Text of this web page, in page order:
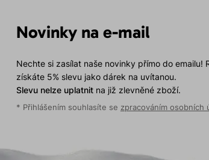
BORA Lady 0.2 je tou správnou volbou. Já už
ferratách či sněžnicových túrách. Tento kousek
Novinky na e-mail
Nechte si zasílat naše novinky přímo do emailu!
získáte 5% slevu jako dárek na uvítanou.
Slevu nelze uplatnitna již zlevněné zboží.
* Přihlášením souhlasíte se zpracováním osobních